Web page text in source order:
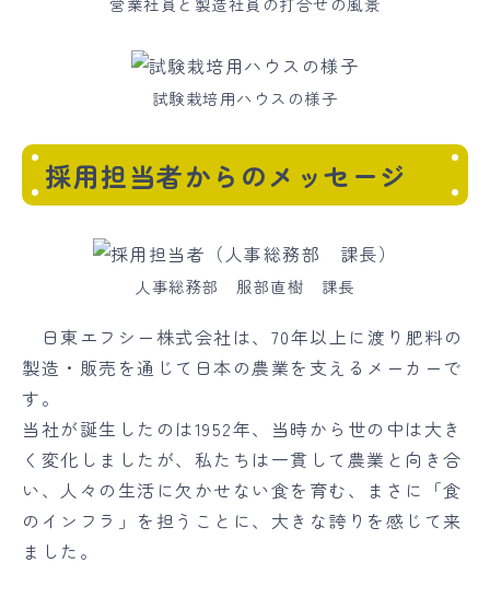
試験栽培用ハウスの様子
採用担当者からのメッセージ
人事総務部 服部直樹 課長
日東エフシー株式会社は、70年以上に渡り肥料の
製造・販売を通じて日本の農業を支えるメーカーで
す。
当社が誕生したのは1952年、当時から世の中は大き
く変化しましたが、私たちは一貫して農業と向き合
い、人々の生活に欠かせない食を育む、まさに「食
のインフラ」を担うことに、大きな誇りを感じて来
ました。